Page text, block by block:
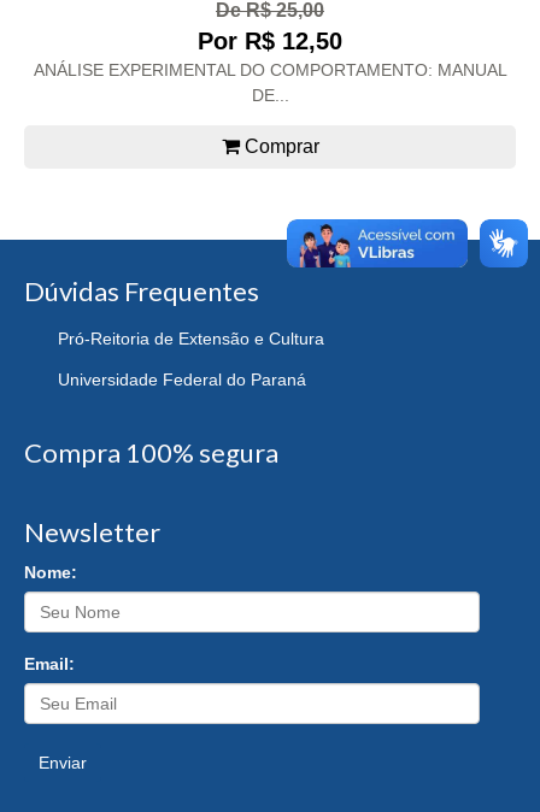
De R$ 25,00
Por R$ 12,50
ANÁLISE EXPERIMENTAL DO COMPORTAMENTO: MANUAL
DE...
Comprar
Dúvidas Frequentes
Pró-Reitoria de Extensão e Cultura
Universidade Federal do Paraná
Compra 100% segura
Newsletter
Nome:
Email:
Enviar